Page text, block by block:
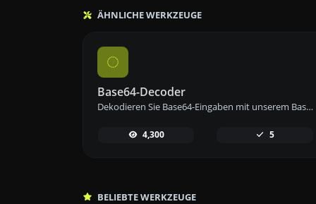
ÄHNLICHE WERKZEUGE
Base64-Decoder
Dekodieren Sie Base64-Eingaben mit unserem Base64-Decoder-Tool zurück in ihr ursprüngliches String-Format für eine einfache Datenwiederherstellung.
4,300 5
BELIEBTE WERKZEUGE